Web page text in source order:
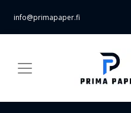
info@primapaper.fi